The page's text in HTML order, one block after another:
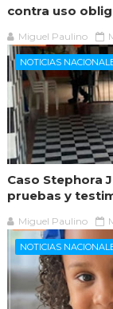
contra uso
Miguel Paulino
NOTICIAS
Caso Stephora
pruebas y
Miguel Paulino
NOTICIAS